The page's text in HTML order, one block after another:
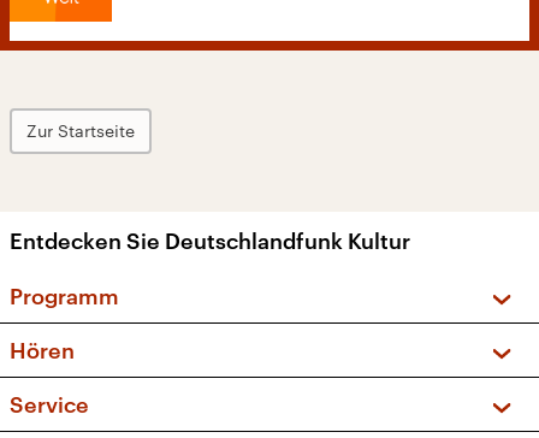
Zur Startseite
Entdecken Sie Deutschlandfunk Kultur
Programm
Sendungen und Podcasts
Musikliste
Hören
Service